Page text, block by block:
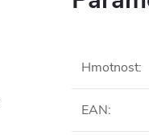
Hmotnost:
EAN: